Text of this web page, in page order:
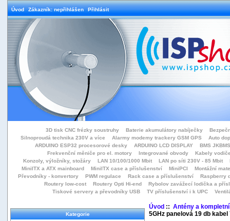
Úvod Zákazník: nepřihlášen Přihlásit
3D tisk CNC frézky soustruhy Baterie akumulátory nabíječky
Silnoproudá technika 230V a více
Alarmy modemy trackery GSM GPS
Auto
ARDUINO ESP32 procesorové desky
ARDUINO LCD DISPLAY
BMS
Frekvenční měniče pro el. motory
Integrované obvody
Kabely
Konzoly, výložníky, stožáry
LAN 10/100/1000 Mbit LAN po síti 230V - 85 Mbit
MiniITX a ATX mainboard
MiniITX case a příslušenství MiniPCI
Montážní
Převodníky - konvertory
PWM regulace Rack case a příslušenství
Raspberry
Routery low-cost
Routery Opti Hi-end
Rybolov zavážecí lodička a přísl
Tiskové servery a převodníky USB
TV příslušenství i k UPC
Kategorie
Úvod:: Antény a
5GHz panelová 19 db kabel